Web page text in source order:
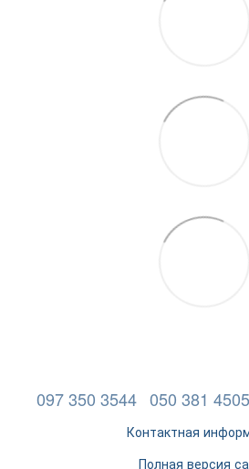
097 350 3544 050 381 4505
Контактная
Полная версия